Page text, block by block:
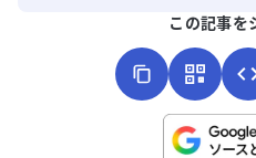
この記事を